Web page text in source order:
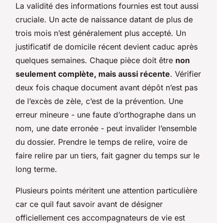
La validité des informations fournies est tout aussi
cruciale. Un acte de naissance datant de plus de
trois mois n’est généralement plus accepté. Un
justificatif de domicile récent devient caduc après
quelques semaines. Chaque pièce doit être non
seulement complète, mais aussi récente. Vérifier
deux fois chaque document avant dépôt n’est pas
de l’excès de zèle, c’est de la prévention. Une
erreur mineure - une faute d’orthographe dans un
nom, une date erronée - peut invalider l’ensemble
du dossier. Prendre le temps de relire, voire de
faire relire par un tiers, fait gagner du temps sur le
long terme.
Plusieurs points méritent une attention particulière
car ce quil faut savoir avant de désigner
officiellement ces accompagnateurs de vie est